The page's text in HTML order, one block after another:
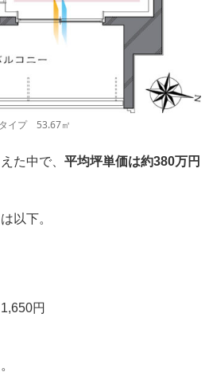
イプ 53.67㎡
た中で、 平均坪単価は約380万円
以下。
円